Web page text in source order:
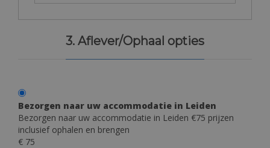
3. Aflever/Ophaal opties
Bezorgen naar uw accommodatie in Leiden
Bezorgen naar uw accommodatie in Leiden €75 prijzen
inclusief ophalen en brengen
€ 75